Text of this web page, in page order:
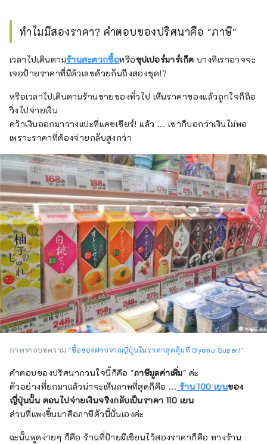
ทำไมมีสองราคา? คำตอบของปริศนาคือ "ภาษี"
เวลาไปเดินตามร้านสะดวกซื้อหรือซุปเปอร์มาร์เก็ต บางทีเราอาจจะ
เจอป้ายราคาที่มีตัวเลขด้วยกันถึงสองชุด!?
หรือเวลาไปเดินตามร้านขายของทั่วไป เห็นราคาของแล้วถูกใจก็ถือ
วิ่งไปจ่ายเงิน
คว้าเงินออกมาวางแปะที่แคชเชียร์! แล้ว ... เขาก็บอกว่าเงินไม่พอ
เพราะราคาที่ต้องจ่ายกลับสูงกว่า
ภาพจากบทความ "ซื้อของฝากจากญี่ปุ่นในราคาสุดคุ้มที่ Gyomu Super!"
คำตอบของปริศนากวนใจนี้ก็คือ "ภาษีมูลค่าเพิ่ม" ค่ะ
ตัวอย่างที่ยกมาแล้วน่าจะเห็นภาพที่สุดก็คือ ... ร้าน 100 เยนของ
ญี่ปุ่นนั้น ตอนไปจ่ายเงินจริงกลับเป็นราคา 110 เยน
ส่วนที่แพงขึ้นมาคือภาษีตัวนี้นั่นเองค่ะ
ฉะนั้นพูดง่ายๆ ก็คือ ร้านที่ป้ายมีเขียนไว้สองราคาก็คือ ทางร้าน